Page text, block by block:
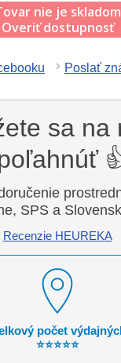
nie je skladom
Overiť dostupnosť
Poslať
sa na
SPS a
Recenzie HEUREKA
počet
⭐⭐⭐⭐⭐